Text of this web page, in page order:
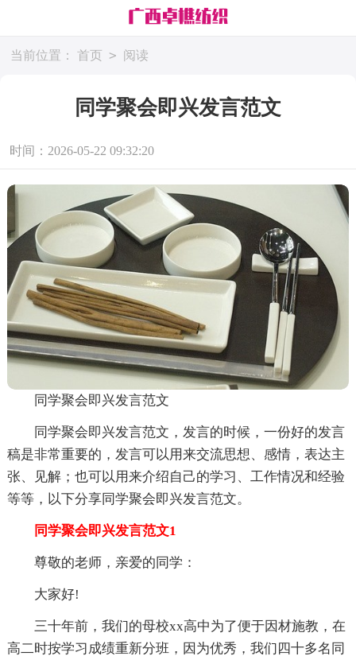
当前位置： 首页 > 阅读
同学聚会即兴发言范文
时间：2026-05-22 09:32:20
同学聚会即兴发言范文
同学聚会即兴发言范文，发言的时候，一份好的发言
稿是非常重要的，发言可以用来交流思想、感情，表达主
张、见解；也可以用来介绍自己的学习、工作情况和经验
等等，以下分享同学聚会即兴发言范文。
同学聚会即兴发言范文1
尊敬的老师，亲爱的同学：
大家好!
三十年前，我们的母校xx高中为了便于因材施教，在
高二时按学习成绩重新分班，因为优秀，我们四十多名同